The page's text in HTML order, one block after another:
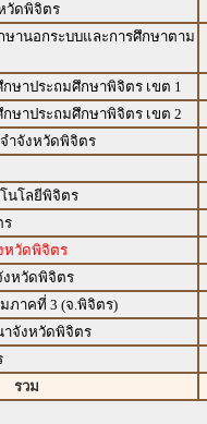
วัดพิจิตร
ษานอกระบบและการศึกษาตาม
ษาประถมศึกษาพิจิตร เขต 1
ษาประถมศึกษาพิจิตร เขต 2
ำจังหวัดพิจิตร
นโลยีพิจิตร
ร
หวัดพิจิตร
งหวัดพิจิตร
ภาคที่ 3 (จ.พิจิตร)
าจังหวัดพิจิตร
รวม